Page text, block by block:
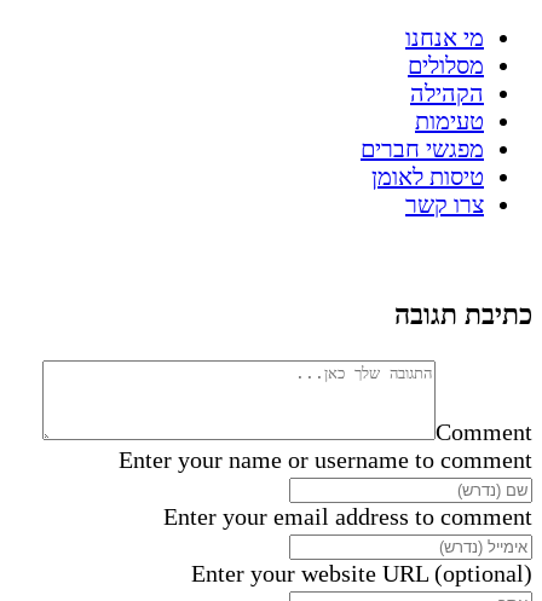
מי אנחנו
מסלולים
הקהילה
טעימות
מפגשי חברים
טיסות לאומן
צרו קשר
כתיבת תגובה
Comment
Enter your name or username to comment
Enter your email address to comment
Enter your website URL (optional)